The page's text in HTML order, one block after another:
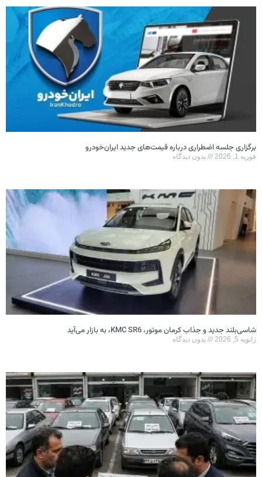
برگزاری جلسه اضطراری درباره قیمت‌های جدید ایران‌خودرو
فوریه 1, 2026 بدون دیدگاه
شاسی‌بلند جدید و جذاب کرمان موتور، KMC SR6، به بازار می‌آید
ژانویه 5, 2026 بدون دیدگاه